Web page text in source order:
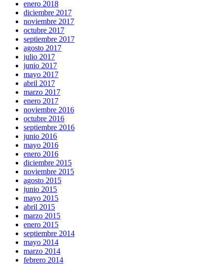
enero 2018
diciembre 2017
noviembre 2017
octubre 2017
septiembre 2017
agosto 2017
julio 2017
junio 2017
mayo 2017
abril 2017
marzo 2017
enero 2017
noviembre 2016
octubre 2016
septiembre 2016
junio 2016
mayo 2016
enero 2016
diciembre 2015
noviembre 2015
agosto 2015
junio 2015
mayo 2015
abril 2015
marzo 2015
enero 2015
septiembre 2014
mayo 2014
marzo 2014
febrero 2014